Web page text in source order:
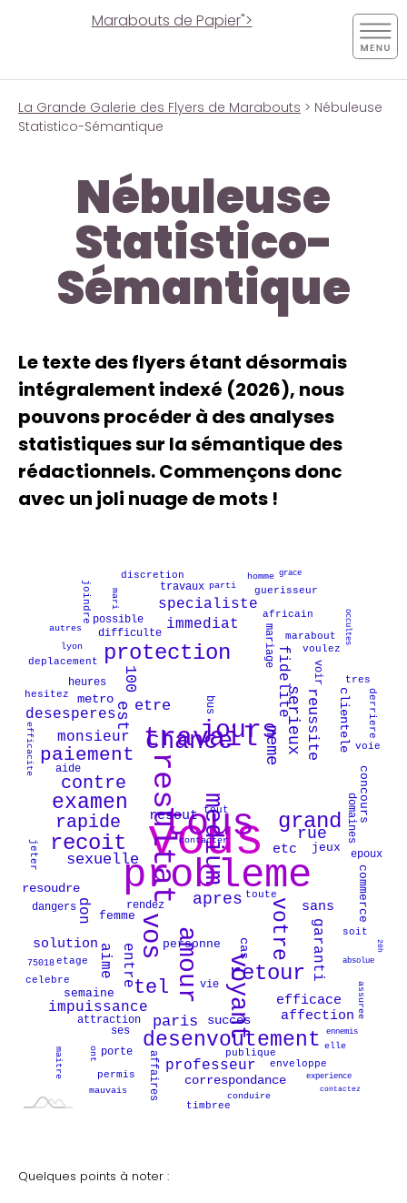
Marabouts de Papier">
La Grande Galerie des Flyers de Marabouts > Nébuleuse
Statistico-Sémantique
Nébuleuse
Statistico-
Sémantique
Le texte des flyers étant désormais
intégralement indexé (2026), nous
pouvons procéder à des analyses
statistiques sur la sémantique des
rédactionnels. Commençons donc
avec un joli nuage de mots !
vous
tous
travail
medium
amour vos
jours
chance
voyant
grand
recoit
retour
votre
desenvoutement
tel
paiement
contre
meme
apres
serieux
reussite
rapide
resultat
paris
sexuelle
100etre
aime
monsieur
entre
professeur
impuissance
desesperes
specialiste
fidelite
affection
efficace
sans
etc
resout
correspondance
metro
resoudre
cas
clientele
succes
immediat
jeux
femme
semaine
concours
commerce
personne
probleme
solution
dangers
attraction
vie
mariage
possible
aide
bus
heures
domaines
affaires
epoux
rendez
voir
travaux
porte
ses
deplacement
etage
voulez
timbree
guerisseur
hesitez
africain
soit
permis
jeter
enveloppe
garanti
marabout
publique
tout
voie
celebre
derriere
discretion
tres
joindre mari
conduire
ont
75018
efficacite
assuree
autres
parti
mauvais
maitre
elle
lyon
homme
occultes
experience
grace
ennemis
absolue
contactez
20h
contacter
don
toute
examen
difficulte
Quelques points à noter :